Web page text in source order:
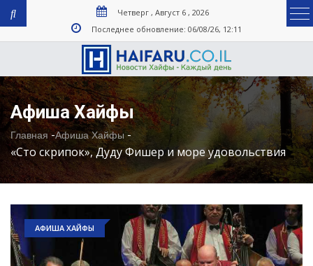
Четверг , Август 6 , 2026
Последнее обновление: 06/08/26, 12:11
Афиша Хайфы
Главная-Афиша Хайфы-
«Сто скрипок», Дуду Фишер и море удовольствия
АФИША ХАЙФЫ